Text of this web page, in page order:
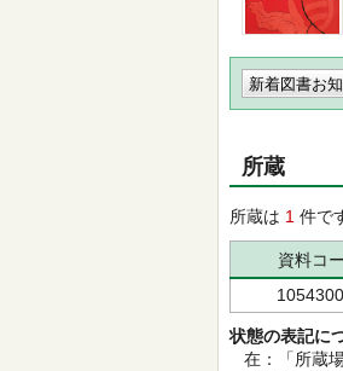
新着図書お
所蔵
所蔵は 1 件で
資料コ
状態の表記に
在：「所蔵